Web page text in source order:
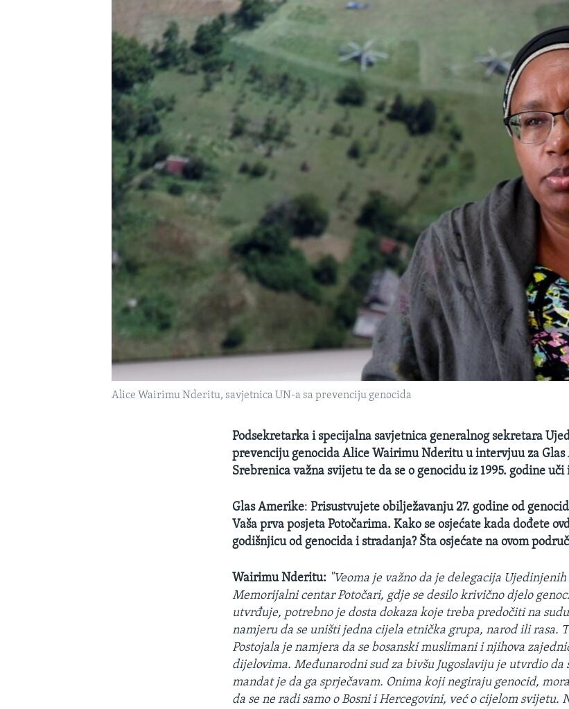
Alice Wairimu Nderitu, savjetnica UN-a sa prevenciju genocida
Podsekretarka i specijalna savjetnica generalnog sekretara
prevenciju genocida Alice Wairimu Nderitu u intervjuu za
Srebrenica važna svijetu te da se o genocidu iz 1995. godine uči
Glas Amerike:Prisustvujete obilježavanju 27. godine od
Vaša prva posjeta Potočarima. Kako se osjećate kada dođete
godišnjicu od genocida i stradanja? Šta osjećate na ovom
Wairimu Nderitu: "Veoma je važno da je delegacija
Memorijalni centar Potočari, gdje se desilo krivično djelo
utvrđuje, potrebno je dosta dokaza koje treba predočiti na
namjeru da se uništi jedna cijela etnička grupa, narod ili rasa.
Postojala je namjera da se bosanski muslimani i njihova
dijelovima. Međunarodni sud za bivšu Jugoslaviju je utvrdio da
mandat je da ga sprječavam. Onima koji negiraju genocid,
da se ne radi samo o Bosni i Hercegovini, već o cijelom svijetu.